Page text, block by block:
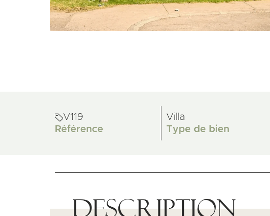
V119
Référence
Villa
Type de bien
Description